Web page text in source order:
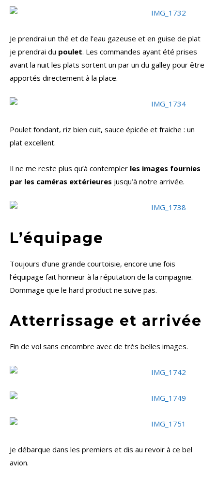
Je prendrai un thé et de l’eau gazeuse et en guise de plat
je prendrai du poulet. Les commandes ayant été prises
avant la nuit les plats sortent un par un du galley pour être
apportés directement à la place.
Poulet fondant, riz bien cuit, sauce épicée et fraiche : un
plat excellent.
Il ne me reste plus qu’à contempler les images fournies
par les caméras extérieures jusqu’à notre arrivée.
L’équipage
Toujours d’une grande courtoisie, encore une fois
l’équipage fait honneur à la réputation de la compagnie.
Dommage que le hard product ne suive pas.
Atterrissage et arrivée
Fin de vol sans encombre avec de très belles images.
Je débarque dans les premiers et dis au revoir à ce bel
avion.